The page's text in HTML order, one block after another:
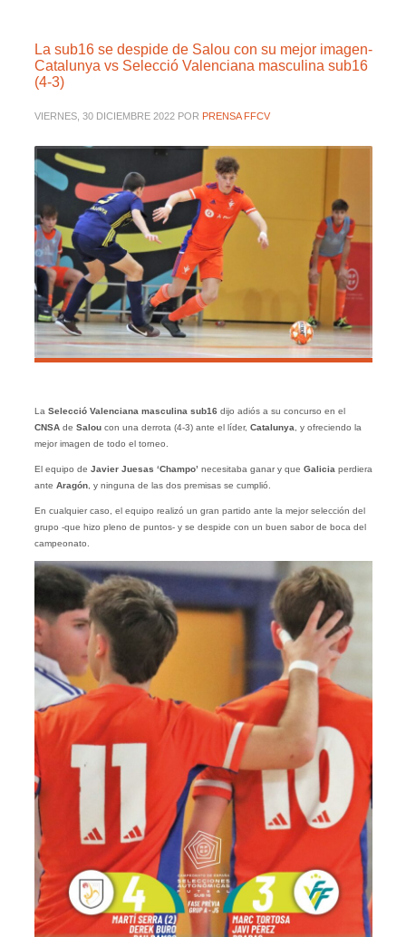
La sub16 se despide de Salou con su mejor imagen-
Catalunya vs Selecció Valenciana masculina sub16
(4-3)
VIERNES, 30 DICIEMBRE 2022 POR PRENSA FFCV
La Selecció Valenciana masculina sub16 dijo adiós a su concurso en el
CNSAde Saloucon una derrota (4-3) ante el líder, Catalunya , y ofreciendo la
mejor imagen de todo el torneo.
El equipo de Javier Juesas ‘Champo’ necesitaba ganar y que Galicia perdiera
ante Aragón, y ninguna de las dos premisas se cumplió.
En cualquier caso, el equipo realizó un gran partido ante la mejor selección del
grupo -que hizo pleno de puntos- y se despide con un buen sabor de boca del
campeonato.